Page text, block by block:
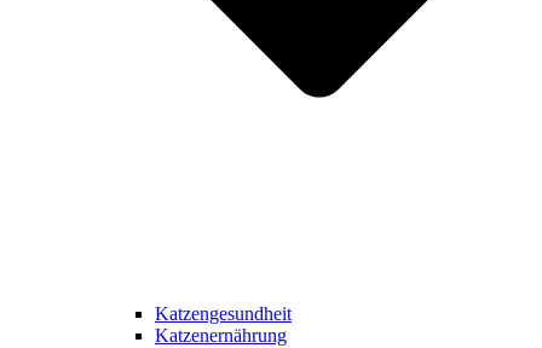
Katzengesundheit
Katzenernährung